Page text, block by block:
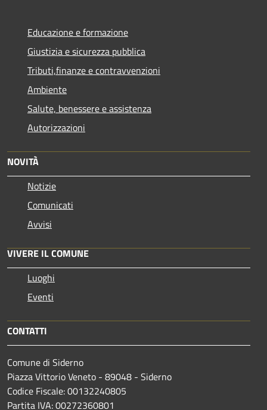
Educazione e formazione
Giustizia e sicurezza pubblica
Tributi,finanze e contravvenzioni
Ambiente
Salute, benessere e assistenza
Autorizzazioni
NOVITÀ
Notizie
Comunicati
Avvisi
VIVERE IL COMUNE
Luoghi
Eventi
CONTATTI
Comune di Siderno
Piazza Vittorio Veneto - 89048 - Siderno
Codice Fiscale: 00132240805
Partita IVA: 00272360801